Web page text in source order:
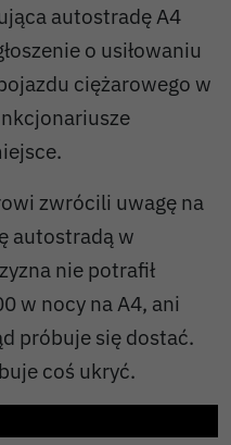
autostradę A4
o usiłowaniu
ciężarowego w
zwrócili uwagę na
autostradą w
nie potrafił
w nocy na A4, ani
próbuje się dostać.
coś ukryć.